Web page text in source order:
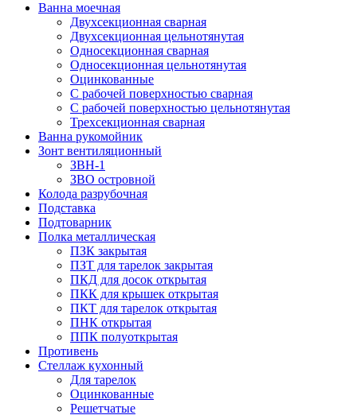
Ванна моечная
Двухсекционная сварная
Двухсекционная цельнотянутая
Односекционная сварная
Односекционная цельнотянутая
Оцинкованные
С рабочей поверхностью сварная
С рабочей поверхностью цельнотянутая
Трехсекционная сварная
Ванна рукомойник
Зонт вентиляционный
ЗВН-1
ЗВО островной
Колода разрубочная
Подставка
Подтоварник
Полка металлическая
ПЗК закрытая
ПЗТ для тарелок закрытая
ПКД для досок открытая
ПКК для крышек открытая
ПКТ для тарелок открытая
ПНК открытая
ППК полуоткрытая
Противень
Стеллаж кухонный
Для тарелок
Оцинкованные
Решетчатые